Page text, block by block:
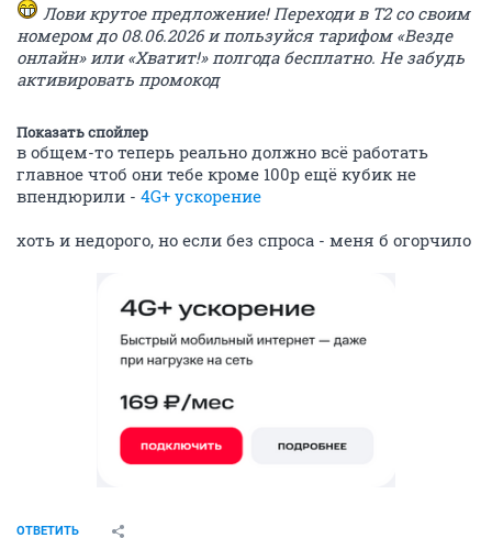
Лови крутое предложение! Переходи в T2 со своим
номером до 08.06.2026 и пользуйся тарифом «Везде
онлайн» или «Хватит!» полгода бесплатно. Не забудь
активировать промокод
Показать спойлер
в общем-то теперь реально должно всё работать
главное чтоб они тебе кроме 100р ещё кубик не
впендюрили - 4G+ ускорение
хоть и недорого, но если без спроса - меня б огорчило
ОТВЕТИТЬ